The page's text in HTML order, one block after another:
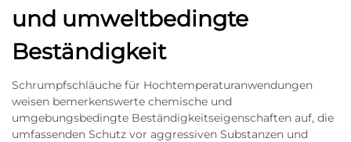
und umweltbedingte
Beständigkeit
Schrumpfschläuche für Hochtemperaturanwendungen
weisen bemerkenswerte chemische und
umgebungsbedingte Beständigkeitseigenschaften auf, die
umfassenden Schutz vor aggressiven Substanzen und